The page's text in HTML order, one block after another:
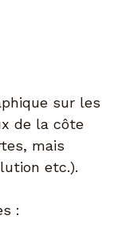
sur les
de la côte
mais
etc.).
: